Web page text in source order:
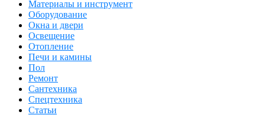
Материалы и инструмент
Оборудование
Окна и двери
Освещение
Отопление
Печи и камины
Пол
Ремонт
Сантехника
Спецтехника
Статьи